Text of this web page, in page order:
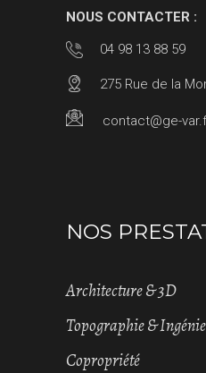
NOUS CONTACTER :
04 98 13 88 59
275 Rue de la
contact@ge-
NOS
Architecture & 3D
Topographie &
Copropriété